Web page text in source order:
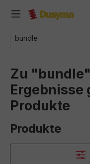
springen
Zu
Ergebnisse
Produkte
Produkte